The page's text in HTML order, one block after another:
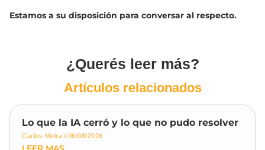
Estamos a su disposición para conversar al respecto.
¿Querés leer más?
Artículos relacionados
Lo que la IA cerró y lo que no pudo resolver
Carlos Meira 06/08/2026